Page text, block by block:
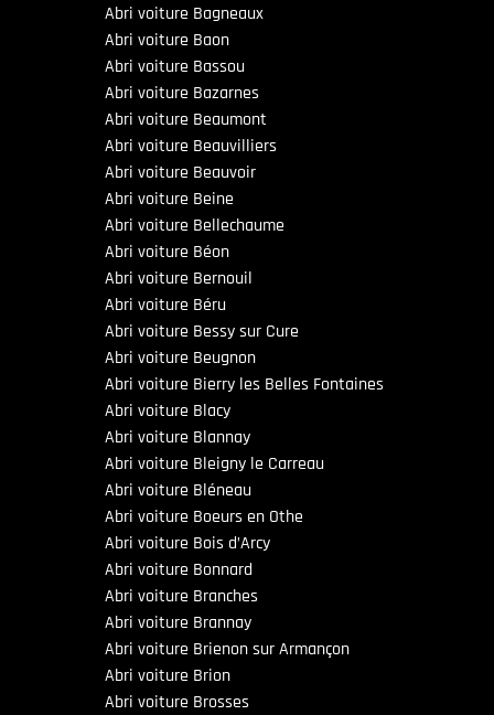
Abri voiture Bagneaux
Abri voiture Baon
Abri voiture Bassou
Abri voiture Bazarnes
Abri voiture Beaumont
Abri voiture Beauvilliers
Abri voiture Beauvoir
Abri voiture Beine
Abri voiture Bellechaume
Abri voiture Béon
Abri voiture Bernouil
Abri voiture Béru
Abri voiture Bessy sur Cure
Abri voiture Beugnon
Abri voiture Bierry les Belles Fontaines
Abri voiture Blacy
Abri voiture Blannay
Abri voiture Bleigny le Carreau
Abri voiture Bléneau
Abri voiture Boeurs en Othe
Abri voiture Bois d’Arcy
Abri voiture Bonnard
Abri voiture Branches
Abri voiture Brannay
Abri voiture Brienon sur Armançon
Abri voiture Brion
Abri voiture Brosses